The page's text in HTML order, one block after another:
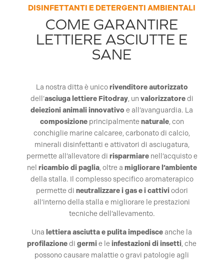
DISINFETTANTI E DETERGENTI AMBIENTALI
COME GARANTIRE
LETTIERE ASCIUTTE E
SANE
La nostra ditta è unicorivenditoreautorizzato
dell’asciuga lettiere Fitodray, un valorizzatoredi
deiezioni animali innovativo e all’avanguardia. La
composizioneprincipalmentenaturale, con
conchiglie marine calcaree, carbonato di calcio,
minerali disinfettanti e attivatori di asciugatura,
permette all’allevatore di risparmiarenell’acquisto e
nel ricambio di paglia, oltre a migliorare l’ambiente
della stalla. Il complesso specifico aromaterapico
permette di neutralizzare i gas e i cattiviodori
all’interno della stalla e migliorare le prestazioni
tecniche dell’allevamento.
Una lettiera asciutta e pulita impedisce anche la
profilazionedigermie leinfestazioni di insetti, che
possono causare malattie o gravi patologie agli